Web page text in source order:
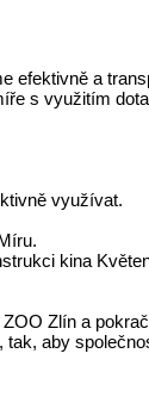
efektivně a
s využitím
využívat.
kina
Zlín a
aby